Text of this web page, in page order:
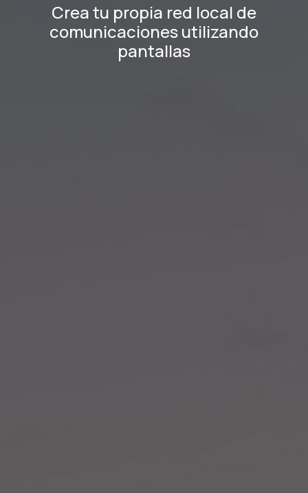
Crea tu propia red local de
comunicaciones utilizando
pantallas